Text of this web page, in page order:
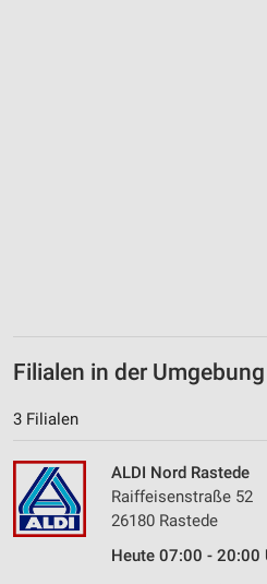
Filialen in der Umgebung
3 Filialen
ALDI Nord Rastede
Raiffeisenstraße 52
26180 Rastede
Heute 07:00 - 20:00